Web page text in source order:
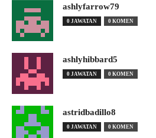
ashlyfarrow79
0 JAWATAN 0 KOMEN
ashlyhibbard5
0 JAWATAN 0 KOMEN
astridbadillo8
0 JAWATAN 0 KOMEN